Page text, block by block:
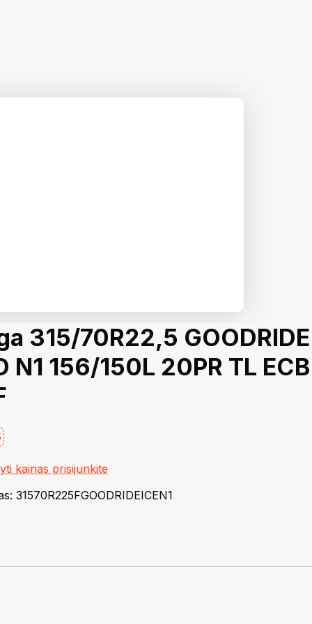
315/70R22,5
N1 156/150L 20PR TL ECB
kainas prisijunkite
31570R225FGOODRIDEICEN1